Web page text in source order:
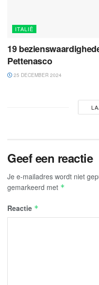
ITALIË
19
Pettenasco
25 DECEMBER 2024
Geef een reactie
Je e-mailadres wordt niet
gemarkeerd met *
Reactie *